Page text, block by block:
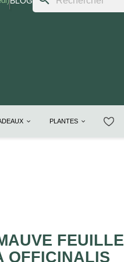
PLANTES
FEUILLE
OFFICINALIS